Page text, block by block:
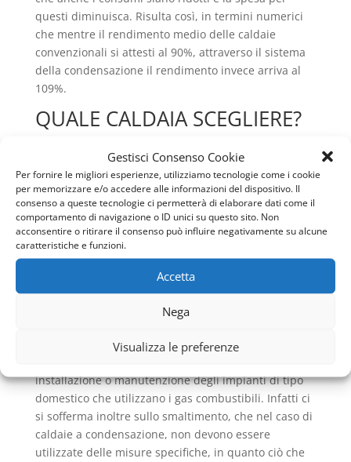
Gestisci Consenso Cookie
Per fornire le migliori esperienze, utilizziamo tecnologie come i cookie
per memorizzare e/o accedere alle informazioni del dispositivo. Il
consenso a queste tecnologie ci permetterà di elaborare dati come il
comportamento di navigazione o ID unici su questo sito. Non
acconsentire o ritirare il consenso può influire negativamente su alcune
caratteristiche e funzioni.
Accetta
Nega
Visualizza le preferenze
questi diminuisca. Risulta così, in termini numerici
che mentre il rendimento medio delle caldaie
convenzionali si attesti al 90%, attraverso il sistema
della condensazione il rendimento invece arriva al
109%.
QUALE CALDAIA SCEGLIERE?
abbastanza vasta, perché ogni azienda che le
realizza, cerca in qualche modo di soddisfare le
esigenze che esprime ogni tipo di cliente, così da
creare la giusta soddisfazione e permettere il
maggiore comfort possibile. La realizzazione di
tenendo anche conto di ciò che le norme
stabiliscono, in materia soprattutto di sicurezza e di
impatto ambientale. La norma UNI 11071 ad esempio
portata termica non superiore ai 35Kw
installazione o manutenzione degli impianti di tipo
domestico che utilizzano i gas combustibili. Infatti ci
si sofferma inoltre sullo smaltimento, che nel caso di
caldaie a condensazione, non devono essere
utilizzate delle misure specifiche, in quanto ciò che